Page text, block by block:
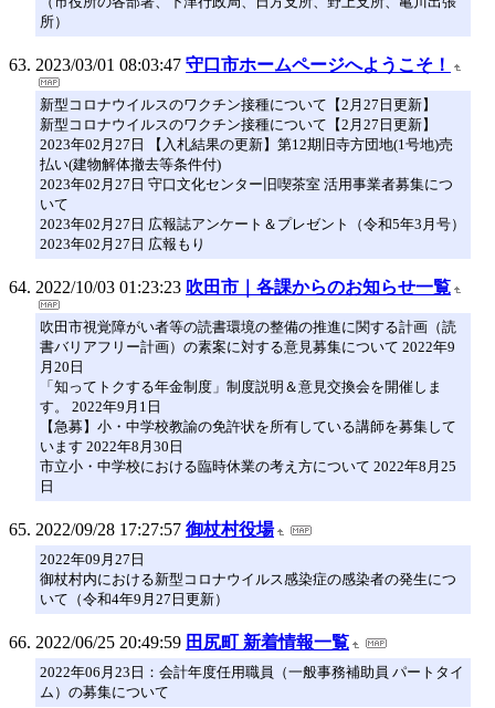
所）
2023/03/01 08:03:47 守口市ホームページへようこそ！
新型コロナウイルスのワクチン接種について【2月27日更新】
新型コロナウイルスのワクチン接種について【2月27日更新】
2023年02月27日 【入札結果の更新】第12期旧寺方団地(1号地)売
払い(建物解体撤去等条件付)
2023年02月27日 守口文化センター旧喫茶室 活用事業者募集につ
いて
2023年02月27日 広報誌アンケート＆プレゼント（令和5年3月号）
2023年02月27日 広報もり
2022/10/03 01:23:23 吹田市｜各課からのお知らせ一覧
吹田市視覚障がい者等の読書環境の整備の推進に関する計画（読
書バリアフリー計画）の素案に対する意見募集について 2022年9
月20日
「知ってトクする年金制度」制度説明＆意見交換会を開催しま
す。 2022年9月1日
【急募】小・中学校教諭の免許状を所有している講師を募集して
います 2022年8月30日
市立小・中学校における臨時休業の考え方について 2022年8月25
日
2022/09/28 17:27:57 御杖村役場
2022年09月27日
御杖村内における新型コロナウイルス感染症の感染者の発生につ
いて（令和4年9月27日更新）
2022/06/25 20:49:59 田尻町 新着情報一覧
2022年06月23日：会計年度任用職員（一般事務補助員 パートタイ
ム）の募集について